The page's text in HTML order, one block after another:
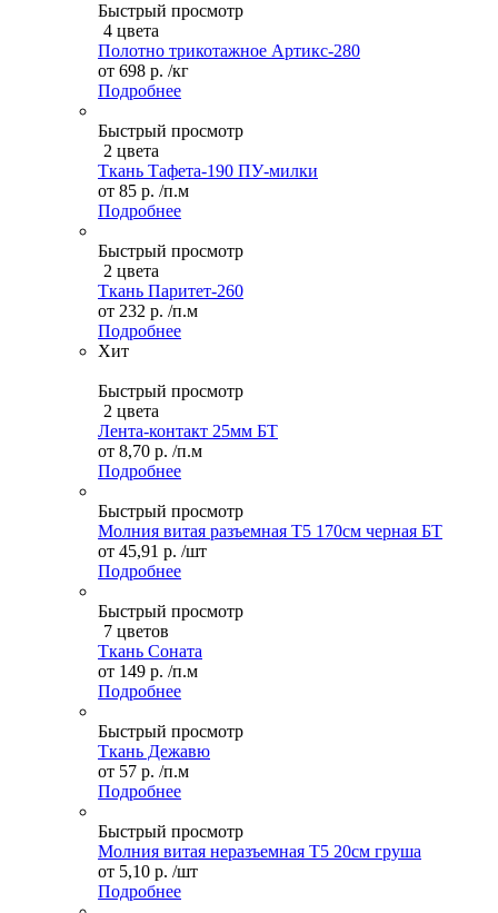
Быстрый просмотр
4 цвета
Полотно трикотажное Артикс-280
от 698 р. /кг
Подробнее
Быстрый просмотр
2 цвета
Ткань Тафета-190 ПУ-милки
от 85 р. /п.м
Подробнее
Быстрый просмотр
2 цвета
Ткань Паритет-260
от 232 р. /п.м
Подробнее
Хит
Быстрый просмотр
2 цвета
Лента-контакт 25мм БТ
от 8,70 р. /п.м
Подробнее
Быстрый просмотр
Молния витая разъемная Т5 170см черная БТ
от 45,91 р. /шт
Подробнее
Быстрый просмотр
7 цветов
Ткань Соната
от 149 р. /п.м
Подробнее
Быстрый просмотр
Ткань Дежавю
от 57 р. /п.м
Подробнее
Быстрый просмотр
Молния витая неразъемная Т5 20см груша
от 5,10 р. /шт
Подробнее